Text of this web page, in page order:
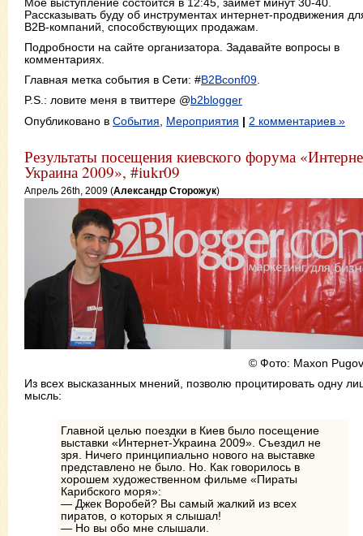
Рассказывать буду об инструментах интернет-продвижения
B2B-компаний, способствующих продажам.
Подробности на сайте организатора. Задавайте вопросы в
комментариях.
Главная метка события в Сети: #B2Bconf09
P.S.: ловите меня в твиттере @b2blogger
Опубликовано в События Мероприятия | 2 комментариев »
Результаты посещения киевского форума
Украина 2009», #iukr09
Апрель 26th, 2009 (Александр Сторожук)
© Фото: Maxon
Из всех высказанных мнений, позволю процитировать одну
мысль:
Главной целью поездки в Киев было посещение
выставки «Интернет-Украина 2009». Съездил не
зря. Ничего принципиально нового на выставке
представлено не было. Но. Как говорилось в
хорошем художественном фильме «Пираты
Карибского моря»:
— Джек Воробей? Вы самый жалкий из всех
пиратов, о которых я слышал!
— Но вы обо мне слышали.